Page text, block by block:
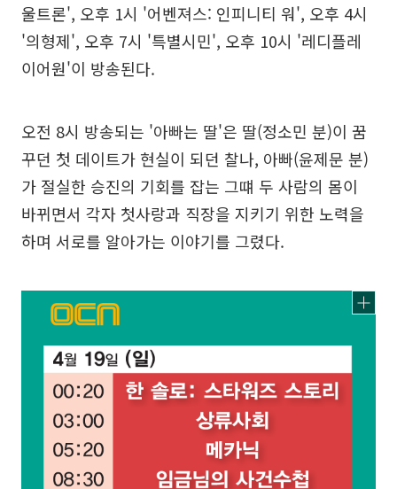
울트론', 오후 1시 '어벤져스: 인피니티 워', 오후 4시
'의형제', 오후 7시 '특별시민', 오후 10시 '레디플레
이어원'이 방송된다.
오전 8시 방송되는 '아빠는 딸'은 딸(정소민 분)이 꿈
꾸던 첫 데이트가 현실이 되던 찰나, 아빠(윤제문 분)
가 절실한 승진의 기회를 잡는 그떄 두 사람의 몸이
바뀌면서 각자 첫사랑과 직장을 지키기 위한 노력을
하며 서로를 알아가는 이야기를 그렸다.